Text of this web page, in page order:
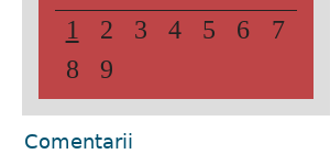
1 2 3 4 5 6
7
8
9
Comentarii